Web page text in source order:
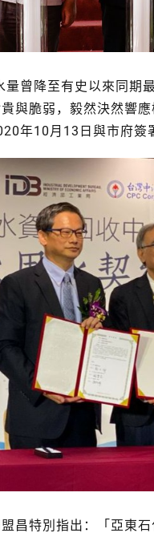
曾降至有史以來同期
與脆弱，毅然決然響
年10月13日與市府
昌特別指出：「亞東